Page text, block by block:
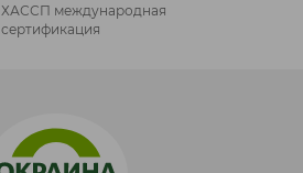
ХАССП международная
сертификация